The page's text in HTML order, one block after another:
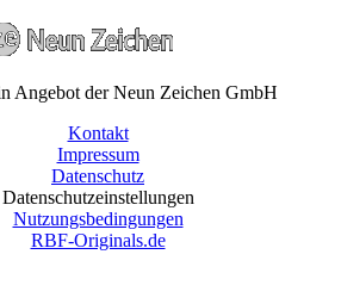
Angebot der Neun Zeichen GmbH
Kontakt
Impressum
Datenschutz
Datenschutzeinstellungen
Nutzungsbedingungen
RBF-Originals.de